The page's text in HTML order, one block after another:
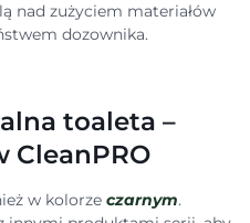
nad zużyciem materiałów
dozownika.
toaleta –
CleanPRO
w kolorze czarnym.